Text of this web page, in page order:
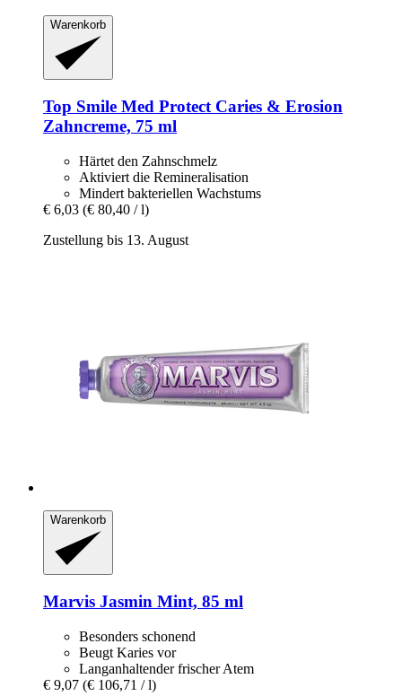
Warenkorb
Top Smile Med Protect Caries & Erosion
Zahncreme, 75 ml
Härtet den Zahnschmelz
Aktiviert die Remineralisation
Mindert bakteriellen Wachstums
€ 6,03 (€ 80,40 / l)
Zustellung bis 13. August
Warenkorb
Marvis Jasmin Mint, 85 ml
Besonders schonend
Beugt Karies vor
Langanhaltender frischer Atem
€ 9,07 (€ 106,71 / l)